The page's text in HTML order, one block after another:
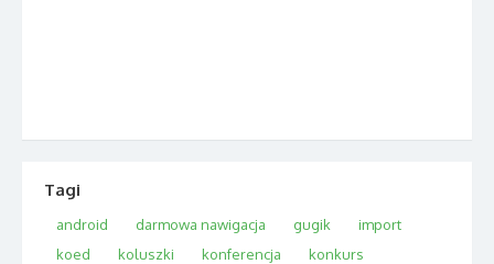
Tagi
android darmowa nawigacja gugik
import
koed
koluszki konferencja
konkurs